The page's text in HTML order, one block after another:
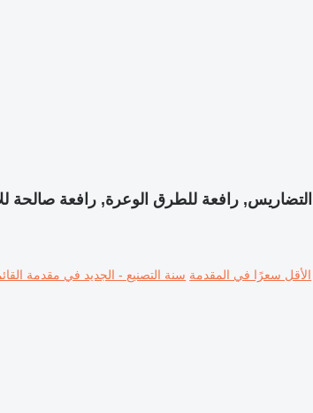
رافعة للطرق الوعرة, رافعة صالحة
الأقل سعرًا في المقدمة سنة التصنيع - الجديد في مقدمة